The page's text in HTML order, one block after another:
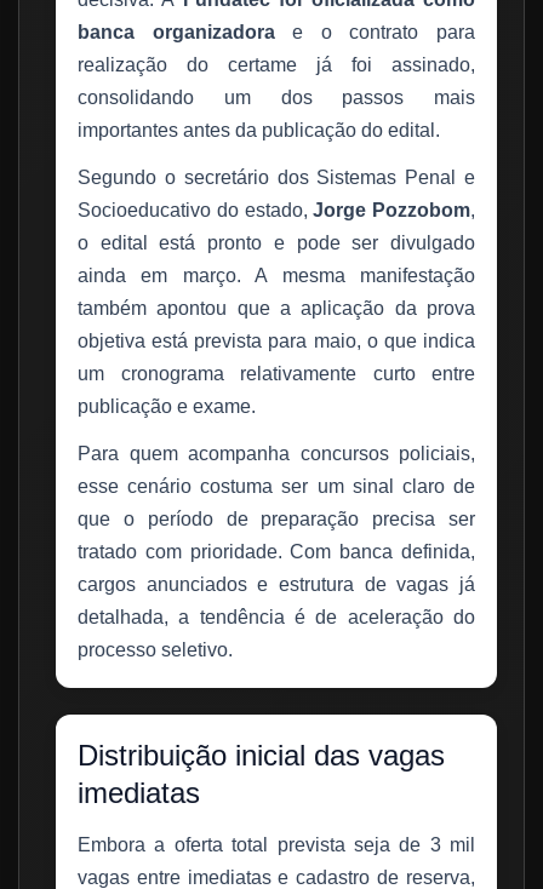
banca organizadorae o contrato para
realização do certame já foi assinado,
consolidando um dos passos mais
importantes antes da publicação do edital.
Segundo o secretário dos Sistemas Penal e
Socioeducativo do estado,Jorge Pozzobom,
o edital está pronto e pode ser divulgado
ainda em março. A mesma manifestação
também apontou que a aplicação da prova
objetiva está prevista para maio, o que indica
um cronograma relativamente curto entre
publicação e exame.
Para quem acompanha concursos policiais,
esse cenário costuma ser um sinal claro de
que o período de preparação precisa ser
tratado com prioridade. Com banca definida,
cargos anunciados e estrutura de vagas já
detalhada, a tendência é de aceleração do
processo seletivo.
Distribuição inicial das vagas
imediatas
Embora a oferta total prevista seja de 3 mil
vagas entre imediatas e cadastro de reserva,